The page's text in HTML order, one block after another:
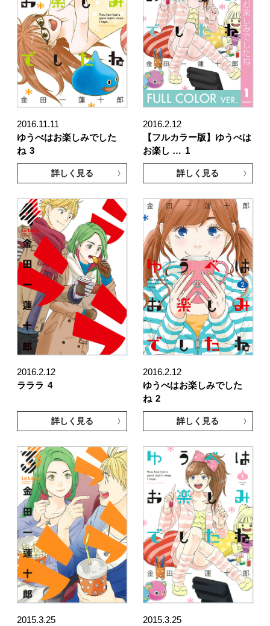
2016.11.11
ゆうべはお楽しみでした
ね 3
詳しく見る
2016.2.12
【フルカラー版】ゆうべは
お楽し … 1
詳しく見る
2016.2.12
ラララ 4
詳しく見る
2016.2.12
ゆうべはお楽しみでした
ね 2
詳しく見る
2015.3.25 2015.3.25